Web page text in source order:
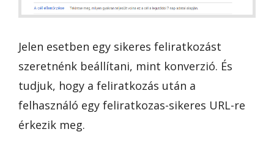
Jelen esetben egy sikeres feliratkozást
szeretnénk beállítani, mint konverzió. És
tudjuk, hogy a feliratkozás után a
felhasználó egy feliratkozas-sikeres URL-re
érkezik meg.